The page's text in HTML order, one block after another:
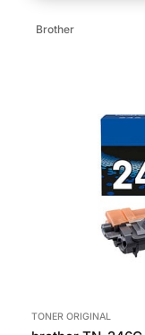
Brother
TONER ORIGINAL